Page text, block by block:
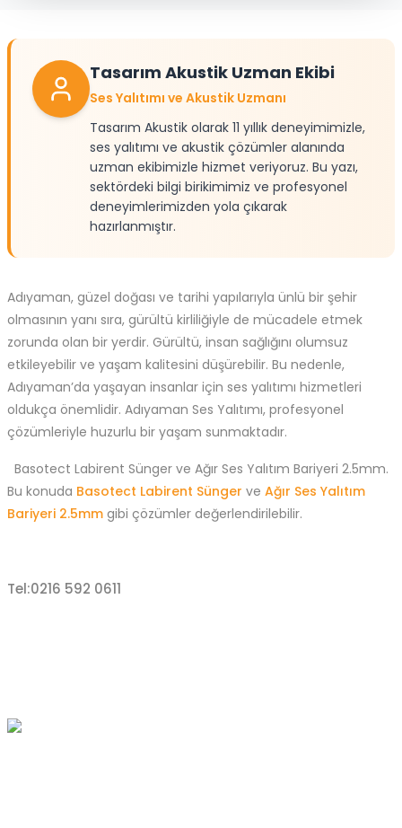
Tasarım Akustik Uzman Ekibi
Ses Yalıtımı ve Akustik Uzmanı
Tasarım Akustik olarak 11 yıllık deneyimimizle,
ses yalıtımı ve akustik çözümler alanında
uzman ekibimizle hizmet veriyoruz. Bu yazı,
sektördeki bilgi birikimimiz ve profesyonel
deneyimlerimizden yola çıkarak
hazırlanmıştır.
Adıyaman, güzel doğası ve tarihi yapılarıyla ünlü bir şehir
olmasının yanı sıra, gürültü kirliliğiyle de mücadele etmek
zorunda olan bir yerdir. Gürültü, insan sağlığını olumsuz
etkileyebilir ve yaşam kalitesini düşürebilir. Bu nedenle,
Adıyaman’da yaşayan insanlar için ses yalıtımı hizmetleri
oldukça önemlidir. Adıyaman Ses Yalıtımı, profesyonel
çözümleriyle huzurlu bir yaşam sunmaktadır.
Basotect Labirent Sünger ve Ağır Ses Yalıtım Bariyeri 2.5mm.
Bu konuda Basotect Labirent Sünger ve Ağır Ses Yalıtım
Bariyeri 2.5mm gibi çözümler değerlendirilebilir.
Tel:0216 592 0611